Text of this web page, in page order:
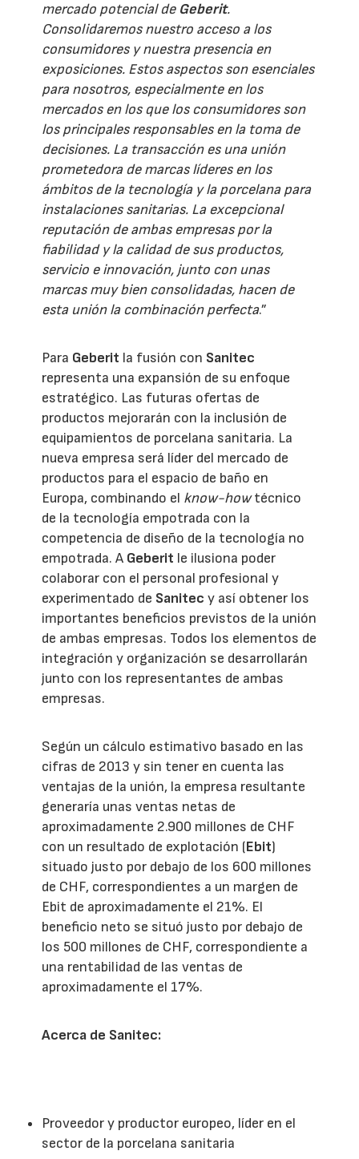
mercado potencial de Geberit.
Consolidaremos nuestro acceso a los
consumidores y nuestra presencia en
exposiciones. Estos aspectos son esenciales
para nosotros, especialmente en los
mercados en los que los consumidores son
los principales responsables en la toma de
decisiones. La transacción es una unión
prometedora de marcas líderes en los
ámbitos de la tecnología y la porcelana para
instalaciones sanitarias. La excepcional
reputación de ambas empresas por la
fiabilidad y la calidad de sus productos,
servicio e innovación, junto con unas
marcas muy bien consolidadas, hacen de
esta unión la combinación perfecta.”
Para Geberit la fusión con Sanitec
representa una expansión de su enfoque
estratégico. Las futuras ofertas de
productos mejorarán con la inclusión de
equipamientos de porcelana sanitaria. La
nueva empresa será líder del mercado de
productos para el espacio de baño en
Europa, combinando el know-howtécnico
de la tecnología empotrada con la
competencia de diseño de la tecnología no
empotrada. A Geberit le ilusiona poder
colaborar con el personal profesional y
experimentado de Sanitec y así obtener los
importantes beneficios previstos de la unión
de ambas empresas. Todos los elementos de
integración y organización se desarrollarán
junto con los representantes de ambas
empresas.
Según un cálculo estimativo basado en las
cifras de 2013 y sin tener en cuenta las
ventajas de la unión, la empresa resultante
generaría unas ventas netas de
aproximadamente 2.900 millones de CHF
con un resultado de explotación (Ebit)
situado justo por debajo de los 600 millones
de CHF, correspondientes a un margen de
Ebit de aproximadamente el 21%. El
beneficio neto se situó justo por debajo de
los 500 millones de CHF, correspondiente a
una rentabilidad de las ventas de
aproximadamente el 17%.
Acerca de Sanitec:
Proveedor y productor europeo, líder en el
sector de la porcelana sanitaria